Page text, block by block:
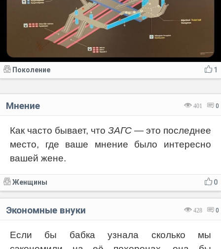
1
Поколение
401 0
Мнение
Как часто бывает, что ЗАГС — это последнее
место, где ваше мнение было интересно
вашей жене.
0
Женщины
428 0
Экономные внуки
Если бы бабка узнала сколько мы